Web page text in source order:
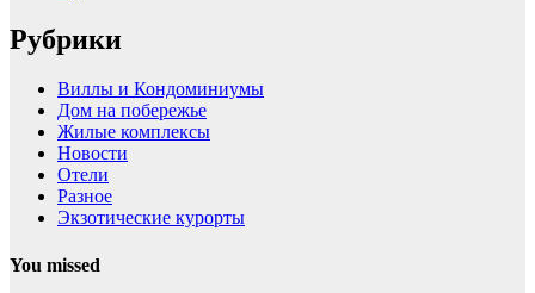
Рубрики
Виллы и Кондоминиумы
Дом на побережье
Жилые комплексы
Новости
Отели
Разное
Экзотические курорты
You missed